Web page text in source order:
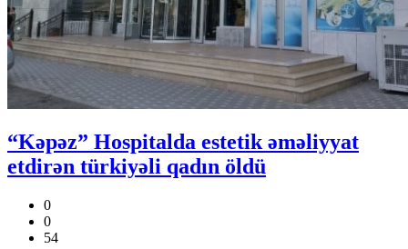
“Kəpəz” Hospitalda estetik əməliyyat
etdirən türkiyəli qadın öldü
0
0
54